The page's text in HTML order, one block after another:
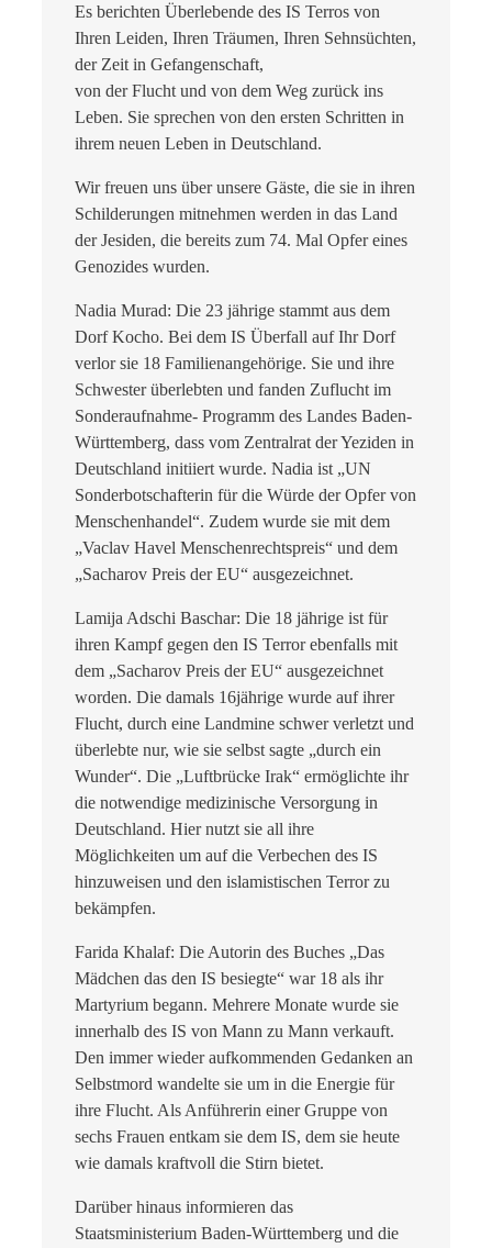
Es berichten Überlebende des IS Terros von
Ihren Leiden, Ihren Träumen, Ihren Sehnsüchten,
der Zeit in Gefangenschaft,
von der Flucht und von dem Weg zurück ins
Leben. Sie sprechen von den ersten Schritten in
ihrem neuen Leben in Deutschland.
Wir freuen uns über unsere Gäste, die sie in ihren
Schilderungen mitnehmen werden in das Land
der Jesiden, die bereits zum 74. Mal Opfer eines
Genozides wurden.
Nadia Murad: Die 23 jährige stammt aus dem
Dorf Kocho. Bei dem IS Überfall auf Ihr Dorf
verlor sie 18 Familienangehörige. Sie und ihre
Schwester überlebten und fanden Zuflucht im
Sonderaufnahme- Programm des Landes Baden-
Württemberg, dass vom Zentralrat der Yeziden in
Deutschland initiiert wurde. Nadia ist „UN
Sonderbotschafterin für die Würde der Opfer von
Menschenhandel“. Zudem wurde sie mit dem
„Vaclav Havel Menschenrechtspreis“ und dem
„Sacharov Preis der EU“ ausgezeichnet.
Lamija Adschi Baschar: Die 18 jährige ist für
ihren Kampf gegen den IS Terror ebenfalls mit
dem „Sacharov Preis der EU“ ausgezeichnet
worden. Die damals 16jährige wurde auf ihrer
Flucht, durch eine Landmine schwer verletzt und
überlebte nur, wie sie selbst sagte „durch ein
Wunder“. Die „Luftbrücke Irak“ ermöglichte ihr
die notwendige medizinische Versorgung in
Deutschland. Hier nutzt sie all ihre
Möglichkeiten um auf die Verbechen des IS
hinzuweisen und den islamistischen Terror zu
bekämpfen.
Farida Khalaf: Die Autorin des Buches „Das
Mädchen das den IS besiegte“ war 18 als ihr
Martyrium begann. Mehrere Monate wurde sie
innerhalb des IS von Mann zu Mann verkauft.
Den immer wieder aufkommenden Gedanken an
Selbstmord wandelte sie um in die Energie für
ihre Flucht. Als Anführerin einer Gruppe von
sechs Frauen entkam sie dem IS, dem sie heute
wie damals kraftvoll die Stirn bietet.
Darüber hinaus informieren das
Staatsministerium Baden-Württemberg und die